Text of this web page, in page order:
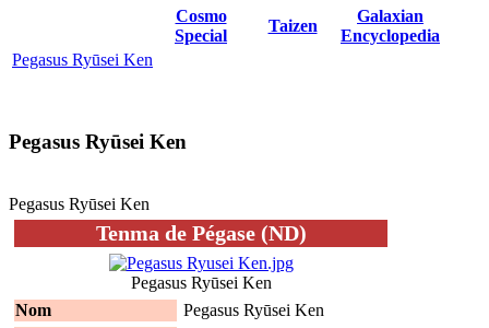
Cosmo
Special
Taizen
Galaxian
Encyclopedia
Pegasus Ryūsei Ken
Pegasus Ryūsei Ken
Pegasus Ryūsei Ken
Tenma de Pégase (ND)
Pegasus Ryūsei Ken
Nom
Pegasus Ryūsei Ken